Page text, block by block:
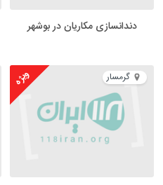
دندانسازی مکاریان در بوشهر
گرمسار ویژه